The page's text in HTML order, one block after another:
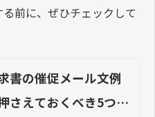
前に、ぜひチェックして
書の催促メール文例
さえておくべき5つの